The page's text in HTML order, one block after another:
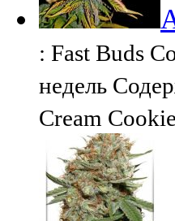
: Fast Buds
недель
Cream